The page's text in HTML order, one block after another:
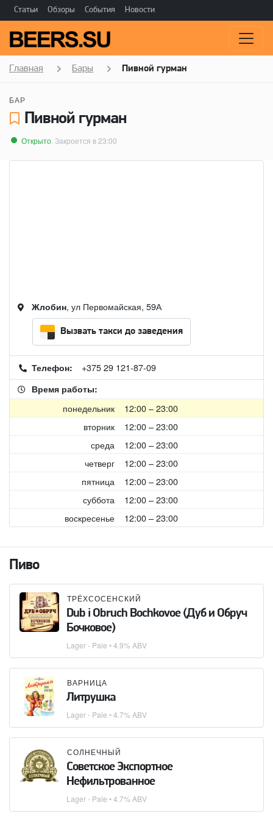
Статьи Обзоры События Новости
Главная Бары Пивной гурман
БАР
Пивной гурман
Открыто . Закроется в 23:00
Пиво
ТРЁХСОСЕНСКИЙ
Dub i Obruch Bochkovoe (Дуб и Обруч
Бочковое)
Lager - Pale • 4.9% ABV
ВАРНИЦА
Литрушка
Lager - Pale • 4.7% ABV
СОЛНЕЧНЫЙ
Советское Экспортное
Нефильтрованное
Lager - Pale • 4.7% ABV
Жлобин, ул Первомайская, 59А
Вызвать такси до заведения
Телефон: +375 29 121-87-09
Время работы:
понедельник
12:00 – 23:00
вторник
12:00 – 23:00
среда
12:00 – 23:00
четверг
12:00 – 23:00
пятница
12:00 – 23:00
суббота
12:00 – 23:00
воскресенье
12:00 – 23:00